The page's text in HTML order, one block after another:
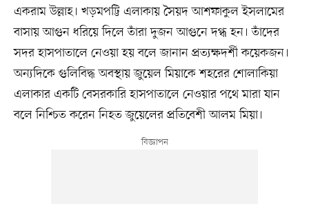
একরাম উল্লাহ। খড়মপট্টি এলাকায় সৈয়দ আশফাকুল ইসলামের
বাসায় আগুন ধরিয়ে দিলে তাঁরা দুজন আগুনে দগ্ধ হন। তাঁদের
সদর হাসপাতালে নেওয়া হয় বলে জানান প্রত্যক্ষদর্শী কয়েকজন।
অন্যদিকে গুলিবিদ্ধ অবস্থায় জুয়েল মিয়াকে শহরের শোলাকিয়া
এলাকার একটি বেসরকারি হাসপাতালে নেওয়ার পথে মারা যান
বলে নিশ্চিত করেন নিহত জুয়েলের প্রতিবেশী আলম মিয়া।